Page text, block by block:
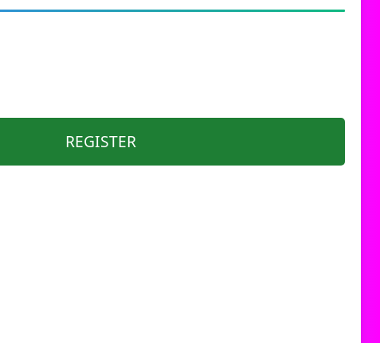
REGISTER